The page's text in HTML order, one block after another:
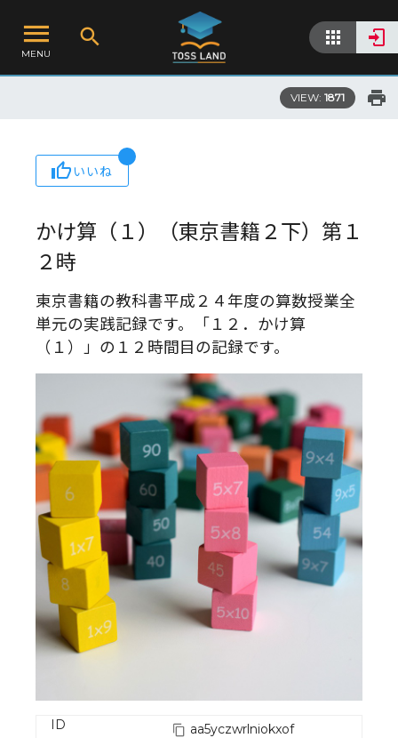
MENU
VIEW: 1871
いいね
かけ算（１）（東京書籍２下）第１
２時
東京書籍の教科書平成２４年度の算数授業全
単元の実践記録です。「１２．かけ算
（１）」の１２時間目の記録です。
ID
aa5yczwrlniokxof